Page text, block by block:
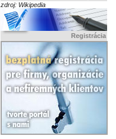
zdroj: Wikipedia
Registrácia